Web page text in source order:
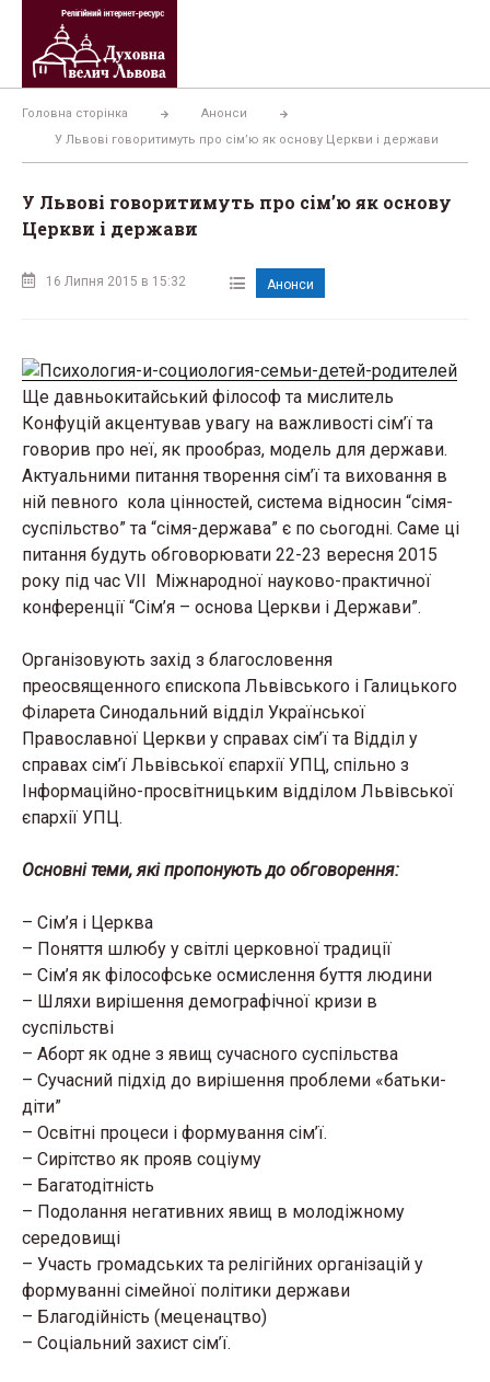
Перейти
вмісту
Головна сторінка
Анонси
У Львові говоритимуть про сім’ю як основу Церкви і держави
У Львові говоритимуть про сім’ю як основу
Церкви і держави
16 Липня 2015 в 15:32 Анонси
Ще давньокитайський філософ та мислитель
Конфуцій акцентував увагу на важливості сім’ї та
говорив про неї, як прообраз, модель для держави.
Актуальними питання творення сім’ї та виховання в
ній певного кола цінностей, система відносин “сімя-
суспільство” та “сімя-держава” є по сьогодні. Саме ці
питання будуть обговорювати 22-23 вересня 2015
року під час VII Міжнародної науково-практичної
конференції “Сім’я – основа Церкви і Держави”.
Організовують захід з благословення
преосвященного єпископа Львівського і Галицького
Філарета Синодальний відділ Української
Православної Церкви у справах сім’ї та Відділ у
справах сім’ї Львівської єпархії УПЦ, спільно з
Інформаційно-просвітницьким відділом Львівської
єпархії УПЦ.
Основні теми, які пропонують до обговорення:
– Сім’я і Церква
– Поняття шлюбу у світлі церковної традиції
– Сім’я як філософське осмислення буття людини
– Шляхи вирішення демографічної кризи в
суспільстві
– Аборт як одне з явищ сучасного суспільства
– Сучасний підхід до вирішення проблеми «батьки-
діти”
– Освітні процеси і формування сім’ї.
– Сирітство як прояв соціуму
– Багатодітність
– Подолання негативних явищ в молодіжному
середовищі
– Участь громадських та релігійних організацій у
формуванні сімейної політики держави
– Благодійність (меценацтво)
– Соціальний захист сім’ї.